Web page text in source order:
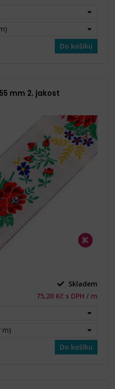
Do košíku
mm 2. jakost
Skladem
75,20 Kč s DPH / m
m)
Do košíku